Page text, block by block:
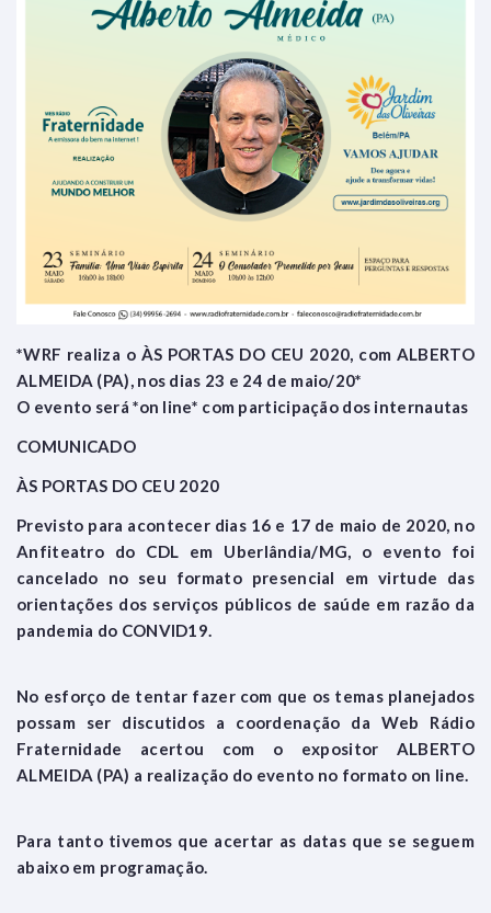
*WRF realiza o ÀS PORTAS DO CEU 2020, com ALBERTO
ALMEIDA (PA), nos dias 23 e 24 de maio/20*
O evento será *on line* com participação dos internautas
COMUNICADO
ÀS PORTAS DO CEU 2020
Previsto para acontecer dias 16 e 17 de maio de 2020, no
Anfiteatro do CDL em Uberlândia/MG, o evento foi
cancelado no seu formato presencial em virtude das
orientações dos serviços públicos de saúde em razão da
pandemia do CONVID19.
No esforço de tentar fazer com que os temas planejados
possam ser discutidos a coordenação da Web Rádio
Fraternidade acertou com o expositor ALBERTO
ALMEIDA (PA) a realização do evento no formato on line.
Para tanto tivemos que acertar as datas que se seguem
abaixo em programação.